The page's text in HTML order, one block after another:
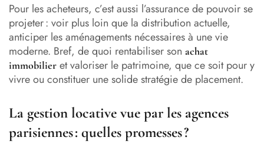
Pour les acheteurs, c’est aussi l’assurance de pouvoir se
projeter : voir plus loin que la distribution actuelle,
anticiper les aménagements nécessaires à une vie
moderne. Bref, de quoi rentabiliser son achat
immobilier et valoriser le patrimoine, que ce soit pour y
vivre ou constituer une solide stratégie de placement.
La gestion locative vue par les agences
parisiennes : quelles promesses ?